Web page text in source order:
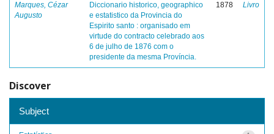
Marques, Cézar
Augusto
Diccionario historico, geographico
e estatistico da Provincia do
Espirito santo : organisado em
virtude do contracto celebrado aos
6 de julho de 1876 com o
presidente da mesma Província.
1878 Livro
Discover
Subject